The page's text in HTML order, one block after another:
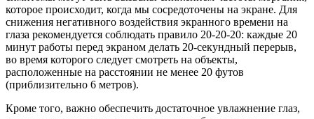
которое происходит, когда мы сосредоточены на экране. Для
снижения негативного воздействия экранного времени на
глаза рекомендуется соблюдать правило 20-20-20: каждые 20
минут работы перед экраном делать 20-секундный перерыв,
во время которого следует смотреть на объекты,
расположенные на расстоянии не менее 20 футов
(приблизительно 6 метров).
Кроме того, важно обеспечить достаточное увлажнение глаз,